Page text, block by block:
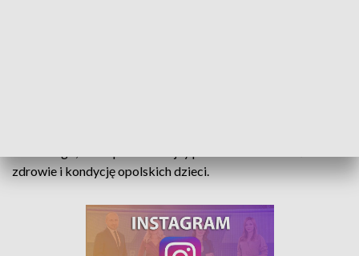
zdrowie i kondycję opolskich dzieci.